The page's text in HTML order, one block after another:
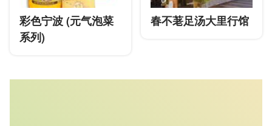
彩色宁波 (元气泡菜
系列)
春不荖足汤大里行馆